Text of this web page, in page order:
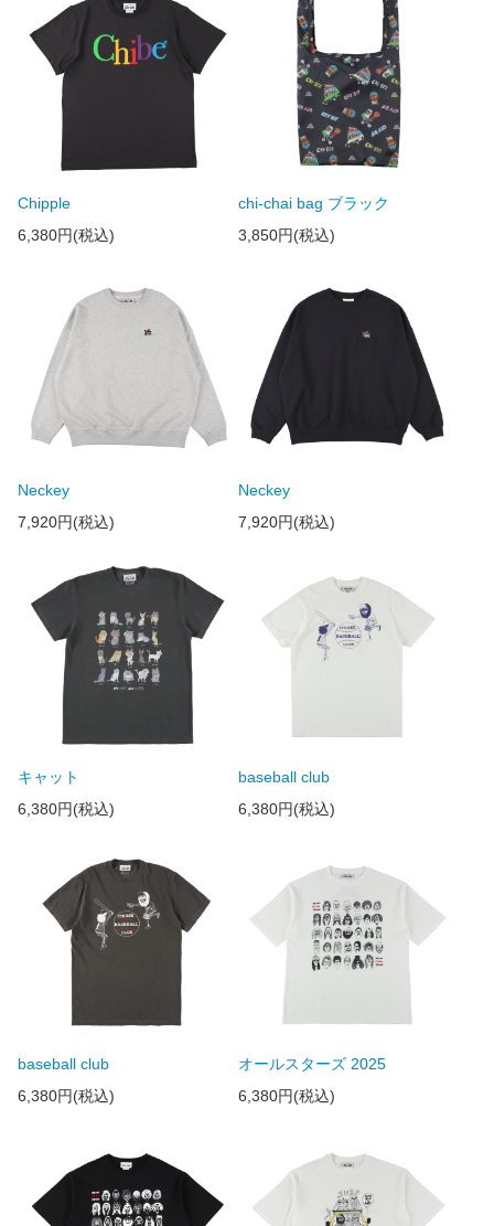
Chipple
6,380円(税込)
chi-chai bag ブラック
3,850円(税込)
Neckey
7,920円(税込)
Neckey
7,920円(税込)
キャット
6,380円(税込)
baseball club
6,380円(税込)
baseball club
6,380円(税込)
オールスターズ 2025
6,380円(税込)